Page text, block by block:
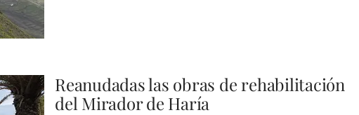
Reanudadas las obras de rehabilitación
del Mirador de Haría